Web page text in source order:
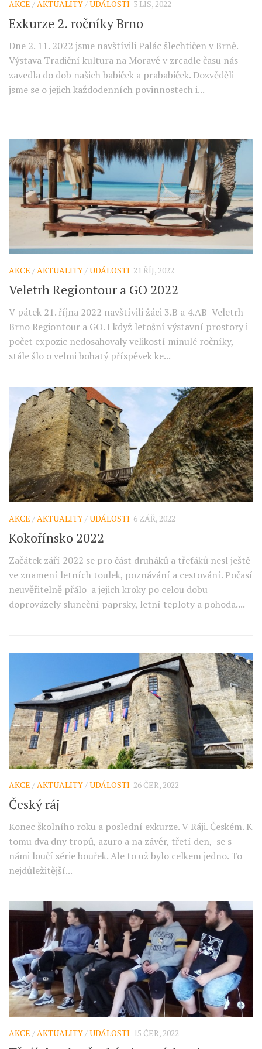
AKCE / AKTUALITY /UDÁLOSTI 3 LIS, 2022
Exkurze 2. ročníky Brno
Dne 2. 11. 2022 jsme navštívili Palác šlechtičen v Brně.
Výstava Tradiční kultura na Moravě v zrcadle času nás
zavedla do dob našich babiček a prababiček. Dozvěděli
jsme se o jejich každodenních povinnostech i...
AKCE / AKTUALITY /UDÁLOSTI 21 ŘÍJ, 2022
Veletrh Regiontour a GO 2022
V pátek 21. října 2022 navštívili žáci 3.B a 4.AB Veletrh
Brno Regiontour a GO. I když letošní výstavní prostory i
počet expozic nedosahovaly velikostí minulé ročníky,
stále šlo o velmi bohatý příspěvek ke...
AKCE /AKTUALITY/UDÁLOSTI 6 ZÁŘ, 2022
Kokořínsko 2022
Začátek září 2022 se pro část druháků a třeťáků nesl ještě
ve znamení letních toulek, poznávání a cestování. Počasí
neuvěřitelně přálo a jejich kroky po celou dobu
doprovázely sluneční paprsky, letní teploty a pohoda....
AKCE /AKTUALITY/UDÁLOSTI 26 ČER, 2022
Český ráj
Konec školního roku a poslední exkurze. V Ráji. Českém. K
tomu dva dny tropů, azuro a na závěr, třetí den, se s
námi loučí série bouřek. Ale to už bylo celkem jedno. To
nejdůležitější...
AKCE /AKTUALITY/UDÁLOSTI 15 ČER, 2022